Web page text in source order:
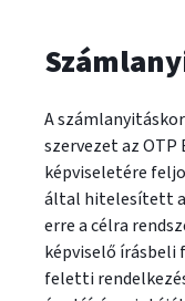
A
szervezet az OTP
képviseletére
által hitelesített
erre a célra
képviselő írásbeli
feletti